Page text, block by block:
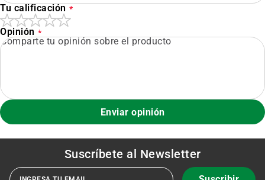
Tu calificación
Opinión
Enviar opinión
Suscríbete al Newsletter